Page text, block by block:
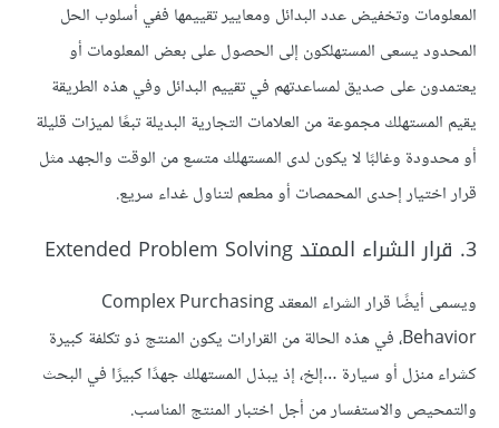
المعلومات وتخفيض عدد البدائل ومعايير تقييمها ففي أسلوب الحل
المحدود يسعى المستهلكون إلى الحصول على بعض المعلومات أو
يعتمدون على صديق لمساعدتهم في تقييم البدائل وفي هذه الطريقة
يقيم المستهلك مجموعة من العلامات التجارية البديلة تبعًا لميزات قليلة
أو محدودة وغالبًا لا يكون لدى المستهلك متسع من الوقت والجهد مثل
قرار اختيار إحدى المحمصات أو مطعم لتناول غداء سريع.
3. قرار الشراء الممتد Extended Problem Solving
ويسمى أيضًا قرار الشراء المعقد Complex Purchasing
Behavior، في هذه الحالة من القرارات يكون المنتج ذو تكلفة كبيرة
كشراء منزل أو سيارة …إلخ، إذ يبذل المستهلك جهدًا كبيرًا في البحث
والتمحيص والاستفسار من أجل اختبار المنتج المناسب.